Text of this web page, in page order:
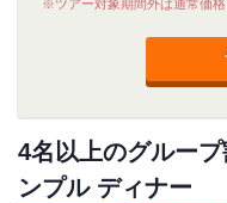
※ツアー対象期間外は通常価
4名以上のグルー
ンプル ディナー